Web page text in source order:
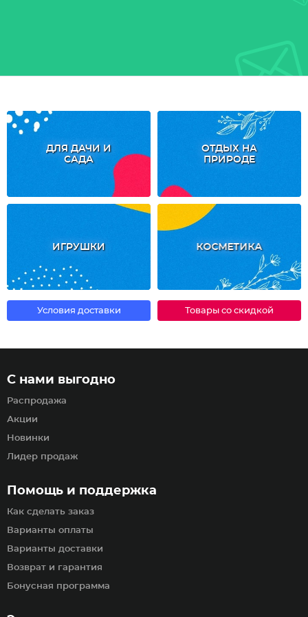
ДЛЯ ДАЧИ И
САДА
ОТДЫХ НА
ПРИРОДЕ
ИГРУШКИ КОСМЕТИКА
Условия доставки Товары со скидкой
Помощь и поддержка
Как сделать заказ
Варианты оплаты
Варианты доставки
Возврат и гарантия
Бонусная программа
С нами выгодно
Распродажа
Акции
Новинки
Лидер продаж